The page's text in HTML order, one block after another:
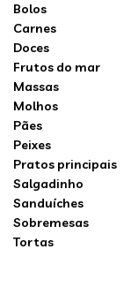
Bolos
Carnes
Doces
Frutos do mar
Massas
Molhos
Pães
Peixes
Pratos principais
Salgadinho
Sanduíches
Sobremesas
Tortas